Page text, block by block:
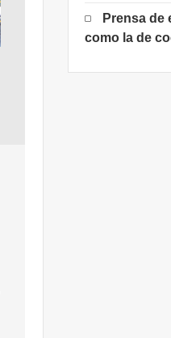
Prensa de
como la de